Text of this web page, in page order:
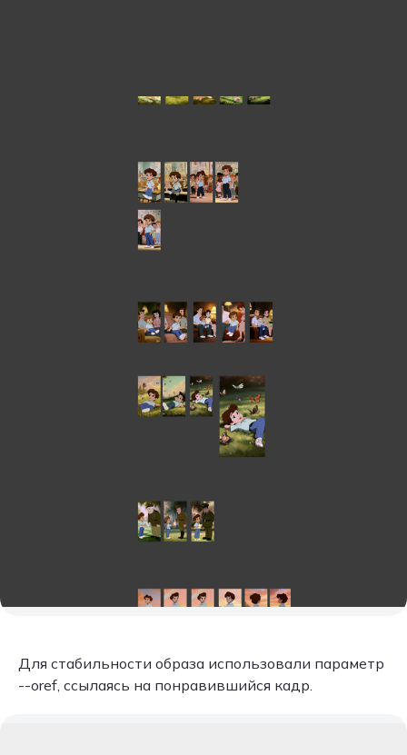
Для стабильности образа использовали параметр
--oref, ссылаясь на понравившийся кадр.